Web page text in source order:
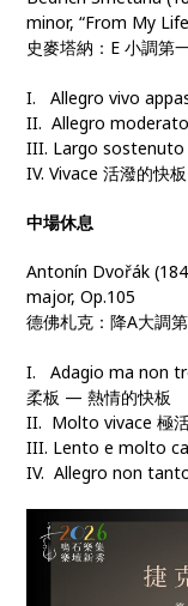
minor, “From My
史麥塔納：E 小調第
I. Allegro vivo
II. Allegro moderato
III. Largo sostenuto
IV. Vivace 活潑的快板
中場休息
Antonín Dvořák
major, Op.105
德佛札克：降A大調
I. Adagio ma non
柔板 — 熱情的快板
II. Molto vivace 極
III. Lento e molto
IV. Allegro non